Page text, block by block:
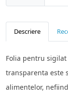
Descriere
Folia pentru
transparenta este
alimentelor,